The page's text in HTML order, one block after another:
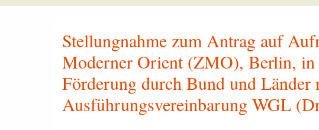
Stellungnahme zum Antrag auf
Moderner Orient (ZMO), Berlin, in
Förderung durch Bund und Länder
Ausführungsvereinbarung WGL